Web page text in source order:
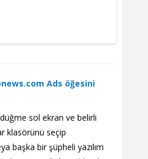
Ads öğesini
sol ekran ve belirli
klasörünü seçip
başka bir şüpheli yazılım